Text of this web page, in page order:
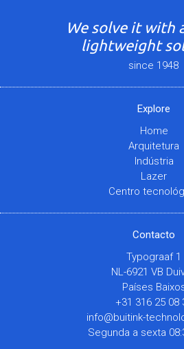
We solve it with
lightweight
since 1948
Explore
Home
Arquitetura
Indústria
Lazer
Centro
Contacto
Typograaf 1
NL-6921 VB
Países
+31 316 25 08
info@buitink-
Segunda a sexta